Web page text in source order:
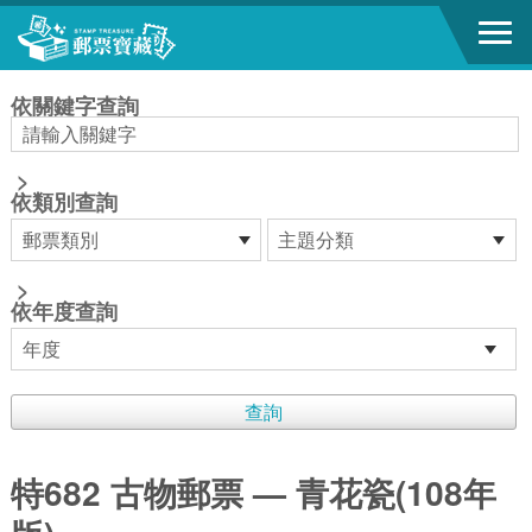
跳到主要內容區塊
依關鍵字查詢
>
依類別查詢
>
依年度查詢
特682 古物郵票 — 青花瓷(108年